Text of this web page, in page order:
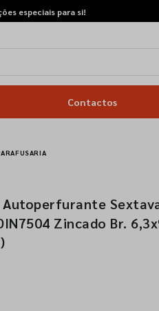
especiais para si!
Contactos
Autoperfurante
Zincado Br.